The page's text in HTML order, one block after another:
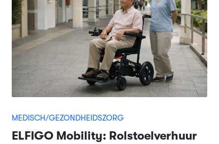
MEDISCH/GEZONDHEIDSZORG
ELFIGO Mobility: Rolstoelverhuur